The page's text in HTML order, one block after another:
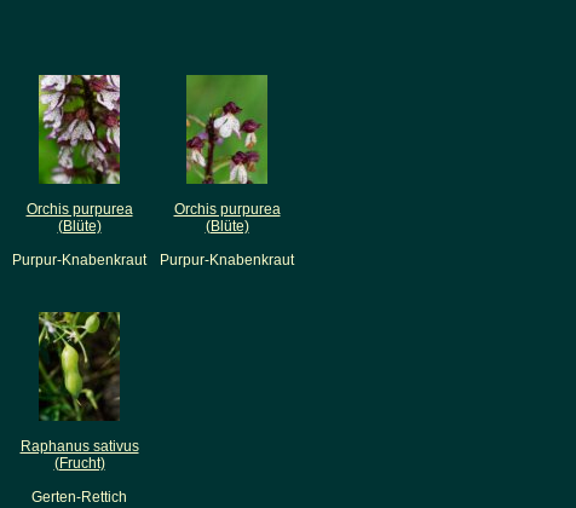
Orchis purpurea
(Blüte)
Purpur-Knabenkraut
Orchis purpurea
(Blüte)
Purpur-Knabenkraut
Raphanus sativus
(Frucht)
Gerten-Rettich